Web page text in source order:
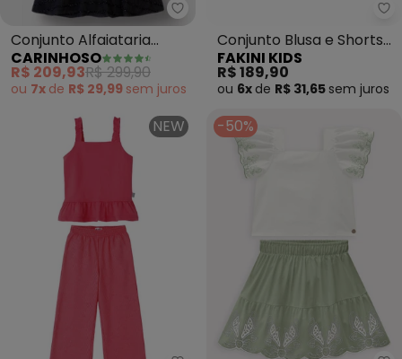
Carinhoso - Conjunto
Conjunto Alfaiataria
Listrado Brilho (Preto)
CARINHOSO
R$ 209,93R$ 299,90
ou 7x de R$ 29,99 sem juros
Conjunto Blusa e Shorts
Barbie (Bege)
FAKINI KIDS
R$ 189,90
ou 6x de R$ 31,65 sem juros
NEW -50%